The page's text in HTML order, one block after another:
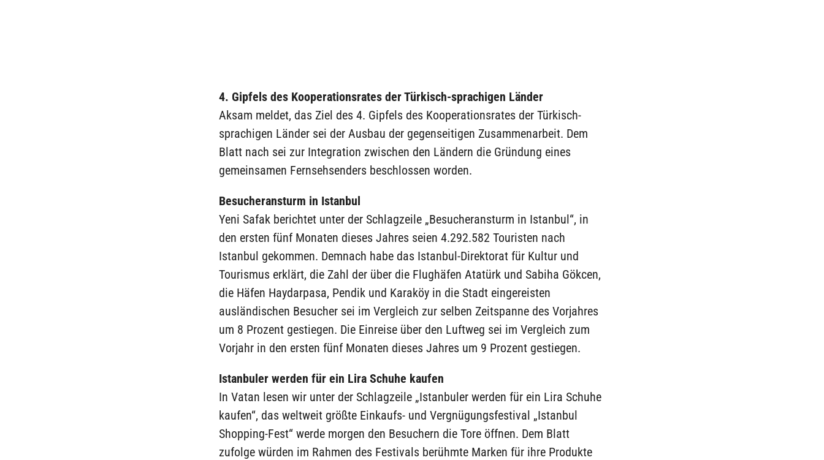
4. Gipfels des Kooperationsrates der Türkisch-sprachigen Länder
Aksam meldet, das Ziel des 4. Gipfels des Kooperationsrates der Türkisch-
sprachigen Länder sei der Ausbau der gegenseitigen Zusammenarbeit. Dem
Blatt nach sei zur Integration zwischen den Ländern die Gründung eines
gemeinsamen Fernsehsenders beschlossen worden.
Besucheransturm in Istanbul
Yeni Safak berichtet unter der Schlagzeile „Besucheransturm in Istanbul“, in
den ersten fünf Monaten dieses Jahres seien 4.292.582 Touristen nach
Istanbul gekommen. Demnach habe das Istanbul-Direktorat für Kultur und
Tourismus erklärt, die Zahl der über die Flughäfen Atatürk und Sabiha Gökcen,
die Häfen Haydarpasa, Pendik und Karaköy in die Stadt eingereisten
ausländischen Besucher sei im Vergleich zur selben Zeitspanne des Vorjahres
um 8 Prozent gestiegen. Die Einreise über den Luftweg sei im Vergleich zum
Vorjahr in den ersten fünf Monaten dieses Jahres um 9 Prozent gestiegen.
Istanbuler werden für ein Lira Schuhe kaufen
In Vatan lesen wir unter der Schlagzeile „Istanbuler werden für ein Lira Schuhe
kaufen“, das weltweit größte Einkaufs- und Vergnügungsfestival „Istanbul
Shopping-Fest“ werde morgen den Besuchern die Tore öffnen. Dem Blatt
zufolge würden im Rahmen des Festivals berühmte Marken für ihre Produkte